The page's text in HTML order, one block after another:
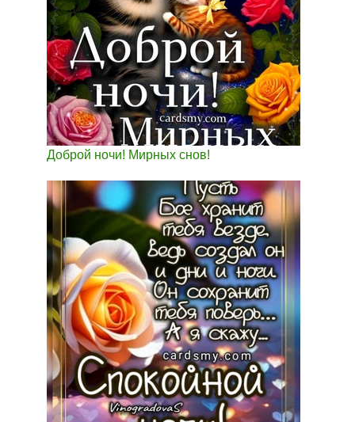
Доброй ночи! Мирных снов!